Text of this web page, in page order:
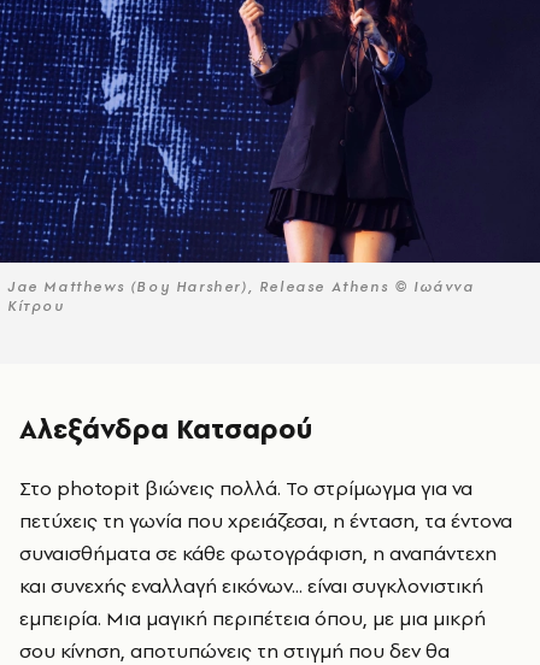
Jae Matthews (Boy Harsher), Release Athens © Ιωάννα
Κίτρου
Αλεξάνδρα Κατσαρού
Στο photopit βιώνεις πολλά. Το στρίμωγμα για να
πετύχεις τη γωνία που χρειάζεσαι, η ένταση, τα έντονα
συναισθήματα σε κάθε φωτογράφιση, η αναπάντεχη
και συνεχής εναλλαγή εικόνων... είναι συγκλονιστική
εμπειρία. Μια μαγική περιπέτεια όπου, με μια μικρή
σου κίνηση, αποτυπώνεις τη στιγμή που δεν θα